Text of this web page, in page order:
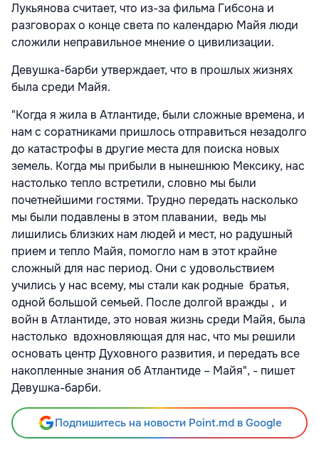
Лукьянова считает, что из-за фильма Гибсона и
разговорах о конце света по календарю Майя люди
сложили неправильное мнение о цивилизации.
Девушка-барби утверждает, что в прошлых жизнях
была среди Майя.
"Когда я жила в Атлантиде, были сложные времена, и
нам с соратниками пришлось отправиться незадолго
до катастрофы в другие места для поиска новых
земель. Когда мы прибыли в нынешнюю Мексику, нас
настолько тепло встретили, словно мы были
почетнейшими гостями. Трудно передать насколько
мы были подавлены в этом плавании, ведь мы
лишились близких нам людей и мест, но радушный
прием и тепло Майя, помогло нам в этот крайне
сложный для нас период. Они с удовольствием
учились у нас всему, мы стали как родные братья,
одной большой семьей. После долгой вражды , и
войн в Атлантиде, это новая жизнь среди Майя, была
настолько вдохновляющая для нас, что мы решили
основать центр Духовного развития, и передать все
накопленные знания об Атлантиде – Майя", - пишет
Девушка-барби.
Подпишитесь на новости Point.md в Google